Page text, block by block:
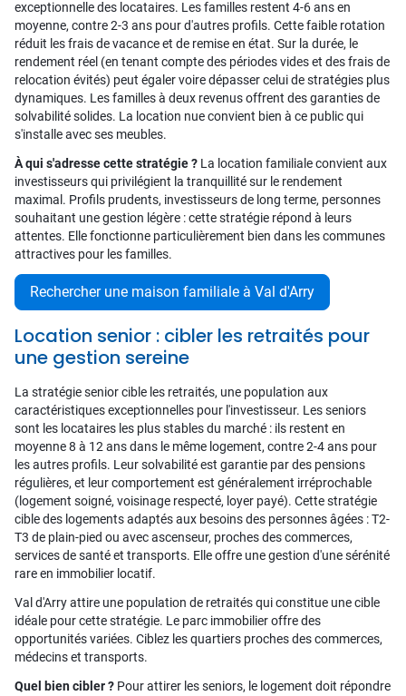
exceptionnelle des locataires. Les familles restent 4-6 ans en
moyenne, contre 2-3 ans pour d'autres profils. Cette faible rotation
réduit les frais de vacance et de remise en état. Sur la durée, le
rendement réel (en tenant compte des périodes vides et des frais de
relocation évités) peut égaler voire dépasser celui de stratégies plus
dynamiques. Les familles à deux revenus offrent des garanties de
solvabilité solides. La location nue convient bien à ce public qui
s'installe avec ses meubles.
À qui s'adresse cette stratégie ? La location familiale convient aux
investisseurs qui privilégient la tranquillité sur le rendement
maximal. Profils prudents, investisseurs de long terme, personnes
souhaitant une gestion légère : cette stratégie répond à leurs
attentes. Elle fonctionne particulièrement bien dans les communes
attractives pour les familles.
Rechercher une maison familiale à Val d'Arry
Location senior : cibler les retraités pour
une gestion sereine
La stratégie senior cible les retraités, une population aux
caractéristiques exceptionnelles pour l'investisseur. Les seniors
sont les locataires les plus stables du marché : ils restent en
moyenne 8 à 12 ans dans le même logement, contre 2-4 ans pour
les autres profils. Leur solvabilité est garantie par des pensions
régulières, et leur comportement est généralement irréprochable
(logement soigné, voisinage respecté, loyer payé). Cette stratégie
cible des logements adaptés aux besoins des personnes âgées : T2-
T3 de plain-pied ou avec ascenseur, proches des commerces,
services de santé et transports. Elle offre une gestion d'une sérénité
rare en immobilier locatif.
Val d'Arry attire une population de retraités qui constitue une cible
idéale pour cette stratégie. Le parc immobilier offre des
opportunités variées. Ciblez les quartiers proches des commerces,
médecins et transports.
Quel bien cibler ? Pour attirer les seniors, le logement doit répondre